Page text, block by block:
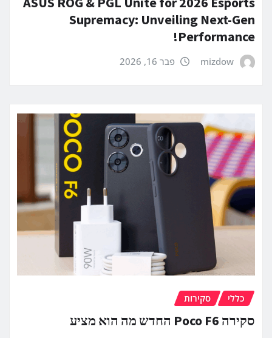
Supremacy: Unveiling Next-Gen
Performance!
mizdow פבר 16, 2026
כללי סקירות
סקירה Poco F6 החדש מה הוא מציע